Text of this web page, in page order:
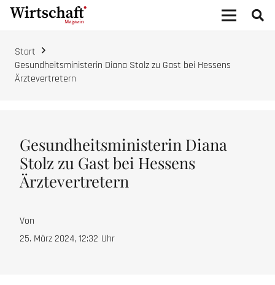
Start
Gesundheitsministerin Diana Stolz zu Gast bei Hessens
Ärztevertretern
Gesundheitsministerin Diana
Stolz zu Gast bei Hessens
Ärztevertretern
Von
25. März 2024, 12:32 Uhr